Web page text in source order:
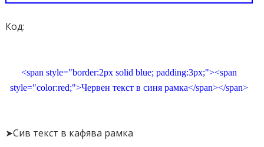
Код:
<span style="border:2px solid blue; padding:3px;"><span
style="color:red;">Червен текст в синя рамка</span></span>
➤Сив текст в кафява рамка